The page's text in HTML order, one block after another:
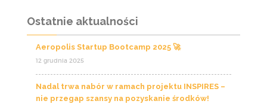
Ostatnie aktualności
Aeropolis Startup Bootcamp 2025 🚀
12 grudnia 2025
Nadal trwa nabór w ramach projektu INSPIRES –
nie przegap szansy na pozyskanie środków!